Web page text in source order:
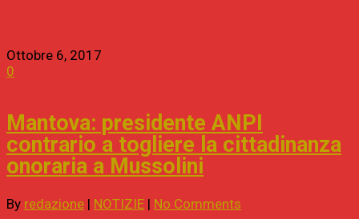
Ottobre 6, 2017
0
Mantova: presidente ANPI
contrario a togliere la cittadinanza
onoraria a Mussolini
By redazione | NOTIZIE | No Comments